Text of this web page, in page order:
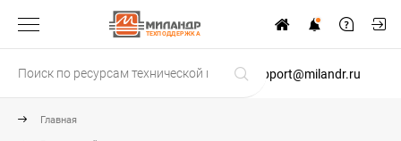
ТЕХПОДДЕРЖКА
support@milandr.ru
Главная